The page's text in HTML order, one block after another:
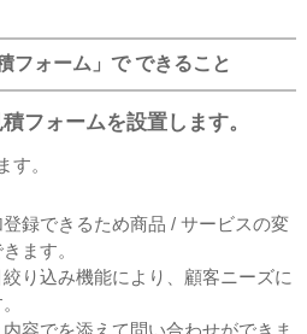
フォーム」で できること
フォームを設置します。
す。
録できるため商品 / サービスの変
ます。
り込み機能により、顧客ニーズに